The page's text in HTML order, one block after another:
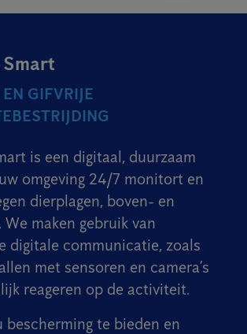
GIFVRIJE
is een digitaal, duurzaam
omgeving 24/7 monitort en
dierplagen, boven- en
maken gebruik van
digitale communicatie, zoals
met sensoren en camera’s
reageren op de activiteit.
te bieden en